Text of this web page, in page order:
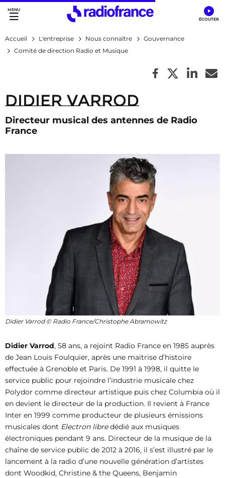
Accès direct :
Menu principal
Contenu
Accueil L'entreprise Nous connaître
Gouvernance
Comité de direction Radio et Musique
Didier Varrod
Directeur musical des antennes de Radio
France
Didier Varrod © Radio France/Christophe Abramowitz
Didier Varrod, 58 ans, a rejoint Radio France en 1985 auprès
de Jean Louis Foulquier, après une maitrise d’histoire
effectuée à Grenoble et Paris. De 1991 à 1998, il quitte le
service public pour rejoindre l’industrie musicale chez
Polydor comme directeur artistique puis chez Columbia où il
en devient le directeur de la production. Il revient à France
Inter en 1999 comme producteur de plusieurs émissions
musicales dont Electron libredédié aux musiques
électroniques pendant 9 ans. Directeur de la musique de la
chaîne de service public de 2012 à 2016, il s’est illustré par le
lancement à la radio d’une nouvelle génération d’artistes
dont Woodkid, Christine & the Queens, Benjamin